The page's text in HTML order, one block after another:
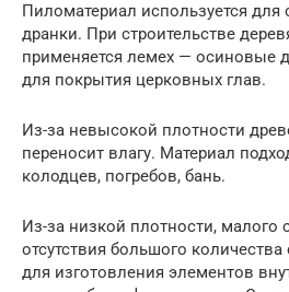
Пиломатериал используется для
дранки. При строительстве
применяется лемех — осиновые
для покрытия церковных глав.
Из-за невысокой плотности
переносит влагу. Материал
колодцев, погребов, бань.
Из-за низкой плотности,
отсутствия большого количества
для изготовления элементов